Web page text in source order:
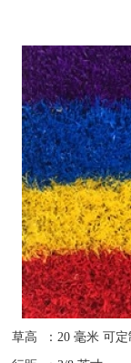
草高 ：20 毫米 可定